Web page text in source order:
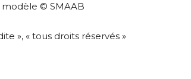
modèle © SMAAB
», « tous droits réservés »